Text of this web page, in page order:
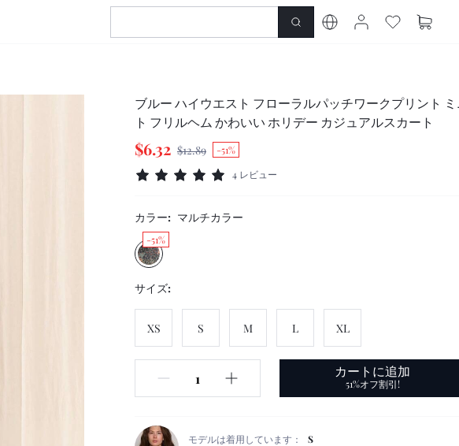
ブルー ハイウエスト フローラルパッチワークプリント
ト フリルヘム かわいい ホリデー カジュアルスカート
$6.32 $12.89 -51%
4 レビュー
カラー: マルチカラー
-51%
サイズ:
XS S M L XL
カートに追加
51%オフ割引!
モデルは着用しています：
S